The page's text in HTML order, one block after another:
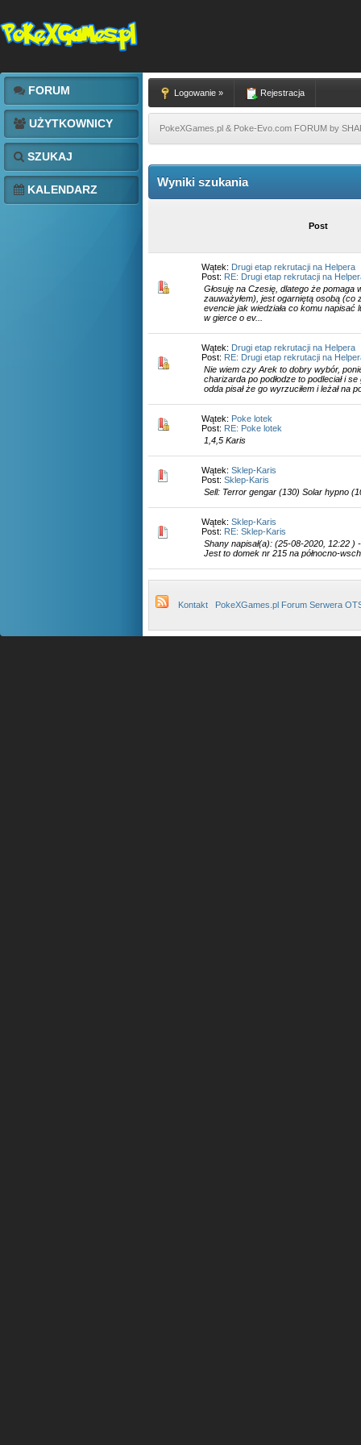
FORUM
UŻYTKOWNICY
SZUKAJ
KALENDARZ
Logowanie » Rejestracja
PokeXGames.pl & Poke-Evo.com FORUM by
Wyniki szukania
Post
Wątek: Drugi etap rekrutacji na Helpera
Post: RE: Drugi etap rekrutacji na
Głosuję na Czesię, dlatego że pomaga
zauważyłem), jest ogarniętą osobą (co
evencie jak wiedziała co komu napisać
w gierce o ev...
Wątek: Drugi etap rekrutacji na Helpera
Post: RE: Drugi etap rekrutacji na
Nie wiem czy Arek to dobry wybór,
charizarda po podłodze to podleciał i
odda pisał że go wyrzuciłem i leżał na
Wątek: Poke lotek
Post: RE: Poke lotek
1,4,5 Karis
Wątek: Sklep-Karis
Post: Sklep-Karis
Sell: Terror gengar (130) Solar hypno
Wątek: Sklep-Karis
Post: RE: Sklep-Karis
Shany napisał(a): (25-08-2020, 12:22
Jest to domek nr 215 na północno-
Kontakt PokeXGames.pl Forum Serwera